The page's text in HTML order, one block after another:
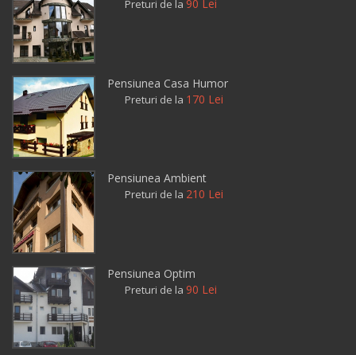
Preturi de la 90 Lei
Pensiunea Casa Humor
Preturi de la 170 Lei
Pensiunea Ambient
Preturi de la 210 Lei
Pensiunea Optim
Preturi de la 90 Lei